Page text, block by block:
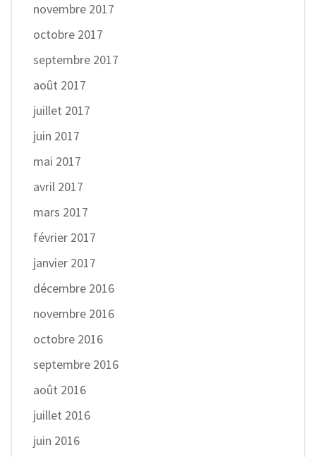
novembre 2017
octobre 2017
septembre 2017
août 2017
juillet 2017
juin 2017
mai 2017
avril 2017
mars 2017
février 2017
janvier 2017
décembre 2016
novembre 2016
octobre 2016
septembre 2016
août 2016
juillet 2016
juin 2016